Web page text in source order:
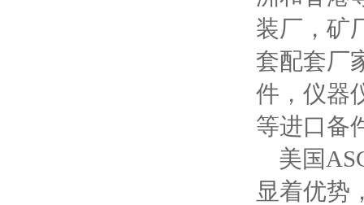
装厂，矿
套配套厂
件，仪器
等进口备
美国
显着优势